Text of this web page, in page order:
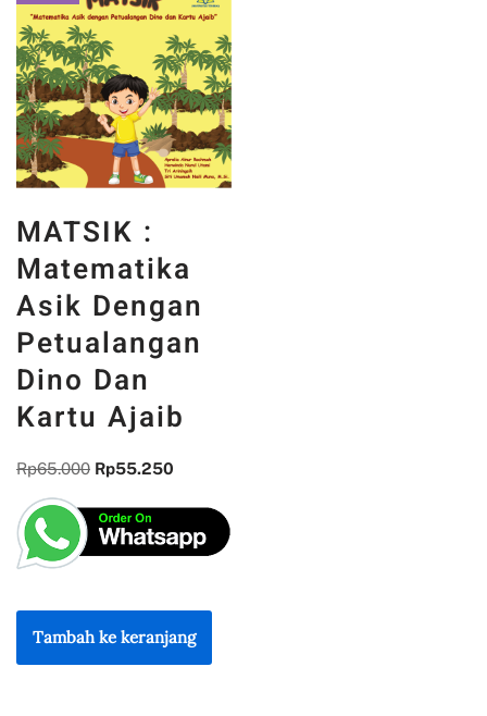
MATSIK :
Matematika
Asik Dengan
Petualangan
Dino Dan
Kartu Ajaib
Rp65.000 Rp55.250
Tambah ke keranjang